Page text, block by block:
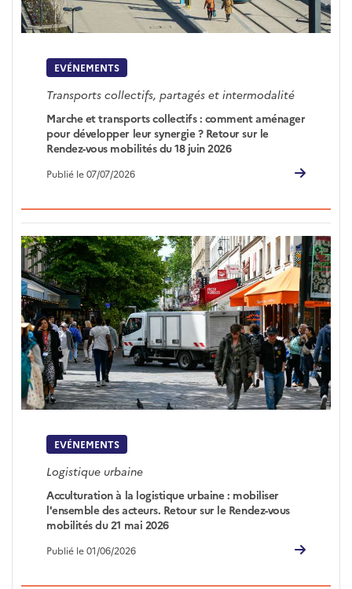
EVÉNEMENTS
Transports collectifs, partagés et intermodalité
Marche et transports collectifs : comment aménager
pour développer leur synergie ? Retour sur le
Rendez-vous mobilités du 18 juin 2026
Publié le 07/07/2026
EVÉNEMENTS
Logistique urbaine
Acculturation à la logistique urbaine : mobiliser
l'ensemble des acteurs. Retour sur le Rendez-vous
mobilités du 21 mai 2026
Publié le 01/06/2026